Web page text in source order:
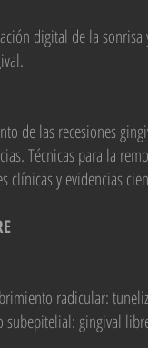
digital de la sonrisa
de las recesiones
Técnicas para la
clínicas y evidencias
radicular:
gingival